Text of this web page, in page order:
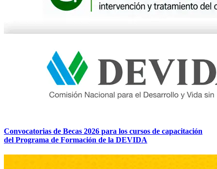
Convocatorias de Becas 2026 para los cursos de capacitación
del Programa de Formación de la DEVIDA